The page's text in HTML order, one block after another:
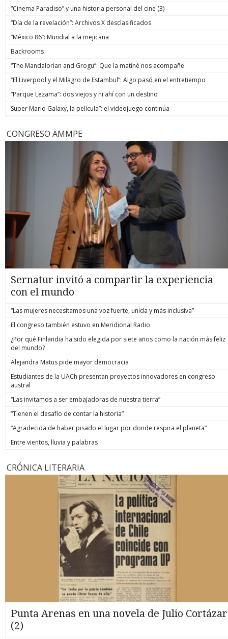
“Cinema Paradiso” y una historia personal del cine (3)
“Día de la revelación”: Archivos X desclasificados
“México 86”: Mundial a la mejicana
Backrooms
“The Mandalorian and Grogu”: Que la matiné nos acompañe
“El Liverpool y el Milagro de Estambul”: Algo pasó en el entretiempo
“Parque Lezama”: dos viejos y ni ahí con un destino
Super Mario Galaxy, la película”: el videojuego continúa
CONGRESO AMMPE
Sernatur invitó a compartir la experiencia
con el mundo
“Las mujeres necesitamos una voz fuerte, unida y más inclusiva”
El congreso también estuvo en Meridional Radio
¿Por qué Finlandia ha sido elegida por siete años como la nación más feliz
del mundo?
Alejandra Matus pide mayor democracia
Estudiantes de la UACh presentan proyectos innovadores en congreso
austral
“Las invitamos a ser embajadoras de nuestra tierra”
“Tienen el desafío de contar la historia”
“Agradecida de haber pisado el lugar por donde respira el planeta”
Entre vientos, lluvia y palabras
CRÓNICA LITERARIA
Punta Arenas en una novela de Julio Cortázar
(2)